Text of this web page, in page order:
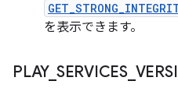
を表示できます。
PLAY_ SERVICES_